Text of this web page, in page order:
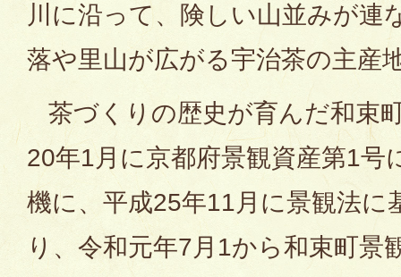
川に沿って、険しい山並みが連
落や里山が広がる宇治茶の主産
茶づくりの歴史が育んだ和束
20年1月に京都府景観資産第1号
機に、平成25年11月に景観法に
り、令和元年7月1から和束町景